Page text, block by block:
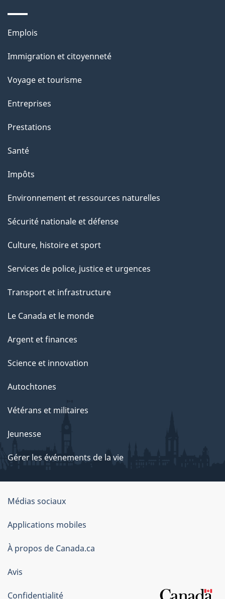
l
a
a
g
"
Thèmes
sujets
Emplois
Immigration et citoyenneté
Voyage et tourisme
Entreprises
Prestations
Santé
Impôts
Environnement et ressources naturelles
Sécurité nationale et défense
Culture, histoire et sport
Services de police, justice et urgences
Transport et infrastructure
Le Canada et le monde
Argent et finances
Science et innovation
Autochtones
Vétérans et militaires
Jeunesse
Gérer les événements de la vie
Organisation
du
gouvernement
du
Canada
Médias sociaux
Applications mobiles
À propos de Canada.ca
Avis
Confidentialité